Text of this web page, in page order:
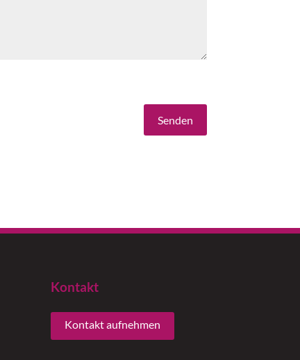
Senden
Kontakt
Kontakt aufnehmen